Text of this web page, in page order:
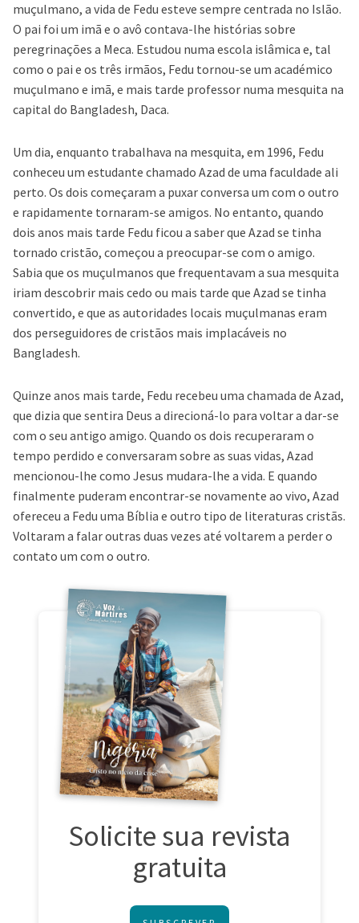
muçulmano, a vida de Fedu esteve sempre centrada no Islão.
O pai foi um imã e o avô contava-lhe histórias sobre
peregrinações a Meca. Estudou numa escola islâmica e, tal
como o pai e os três irmãos, Fedu tornou-se um académico
muçulmano e imã, e mais tarde professor numa mesquita na
capital do Bangladesh, Daca.
Um dia, enquanto trabalhava na mesquita, em 1996, Fedu
conheceu um estudante chamado Azad de uma faculdade ali
perto. Os dois começaram a puxar conversa um com o outro
e rapidamente tornaram-se amigos. No entanto, quando
dois anos mais tarde Fedu ficou a saber que Azad se tinha
tornado cristão, começou a preocupar-se com o amigo.
Sabia que os muçulmanos que frequentavam a sua mesquita
iriam descobrir mais cedo ou mais tarde que Azad se tinha
convertido, e que as autoridades locais muçulmanas eram
dos perseguidores de cristãos mais implacáveis no
Bangladesh.
Quinze anos mais tarde, Fedu recebeu uma chamada de Azad,
que dizia que sentira Deus a direcioná-lo para voltar a dar-se
com o seu antigo amigo. Quando os dois recuperaram o
tempo perdido e conversaram sobre as suas vidas, Azad
mencionou-lhe como Jesus mudara-lhe a vida. E quando
finalmente puderam encontrar-se novamente ao vivo, Azad
ofereceu a Fedu uma Bíblia e outro tipo de literaturas cristãs.
Voltaram a falar outras duas vezes até voltarem a perder o
contato um com o outro.
Solicite sua revista
gratuita